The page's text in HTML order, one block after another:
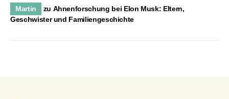
Martin zu Ahnenforschung bei Elon Musk: Eltern,
Geschwister und Familiengeschichte